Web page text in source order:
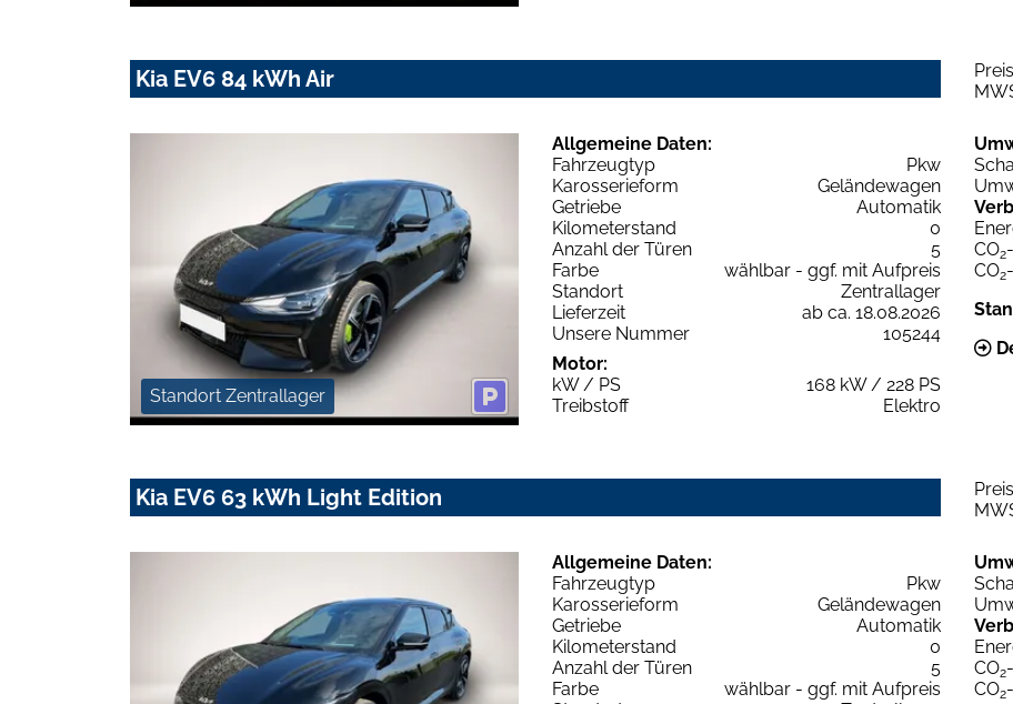
Kia EV6 84 kWh Air
Standort Zentrallager
Allgemeine Daten:
Fahrzeugtyp
Pkw
Karosserieform
Geländewagen
Getriebe
Automatik
Kilometerstand
0
Anzahl der Türen
5
Farbe
wählbar - ggf. mit Aufpreis
Standort
Zentrallager
Lieferzeit
ab ca. 18.08.2026
Unsere Nummer
105244
Motor:
kW / PS
168 kW / 228 PS
Treibstoff
Elektro
CO2
CO2
Kia EV6 63 kWh Light Edition
Allgemeine Daten:
Fahrzeugtyp
Pkw
Karosserieform
Geländewagen
Getriebe
Automatik
Kilometerstand
0
Anzahl der Türen
5
Farbe
wählbar - ggf. mit Aufpreis
CO2
CO2